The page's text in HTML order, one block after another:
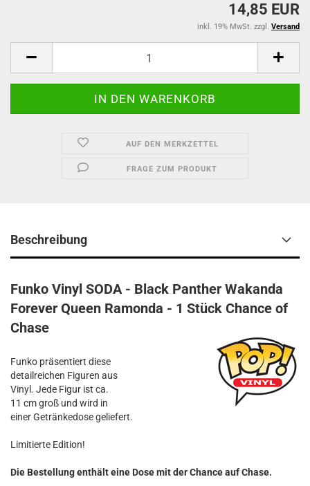
14,85 EUR
inkl. 19% MwSt. zzgl. Versand
AUF DEN MERKZETTEL
FRAGE ZUM PRODUKT
Beschreibung
Funko Vinyl SODA - Black Panther Wakanda
Forever Queen Ramonda - 1 Stück Chance of
Chase
Funko präsentiert diese
detailreichen Figuren aus
Vinyl. Jede Figur ist ca.
11 cm groß und wird in
einer Getränkedose geliefert.
Limitierte Edition!
Die Bestellung enthält eine Dose mit der Chance auf Chase.